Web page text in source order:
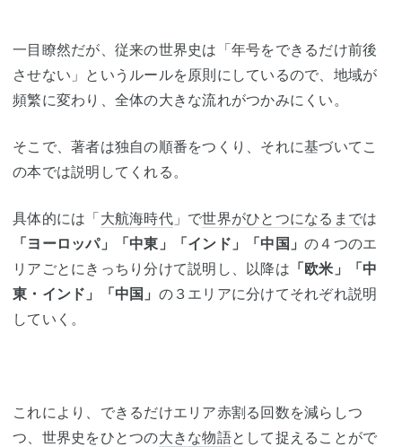
一目瞭然だが、従来の世界史は「年号をできるだけ前後
させない」というルールを原則にしているので、地域が
頻繁に変わり、全体の大きな流れがつかみにくい。
そこで、著者は独自の順番をつくり、それに基づいてこ
の本では説明してくれる。
具体的には「大航海時代」で世界がひとつになるまでは
「ヨーロッパ」「中東」「インド」「中国」 の４つのエ
リアごとにきっちり分けて説明し、以降は 「欧米」「中
東・インド」「中国」 の３エリアに分けてそれぞれ説明
していく。
これにより、できるだけエリア赤割る回数を減らしつ
つ、世界史をひとつの大きな物語として捉えることがで